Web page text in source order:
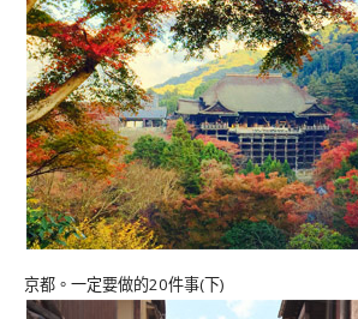
京都。一定要做的20件事(下)